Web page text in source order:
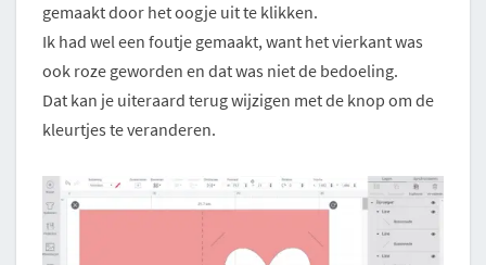
gemaakt door het oogje uit te klikken.
Ik had wel een foutje gemaakt, want het vierkant was
ook roze geworden en dat was niet de bedoeling.
Dat kan je uiteraard terug wijzigen met de knop om de
kleurtjes te veranderen.